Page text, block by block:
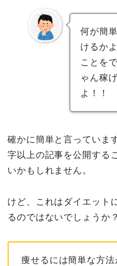
何が簡
けるか
ことを
ゃん稼
よ！！
確かに簡単と言っていま
字以上の記事を公開する
いかもしれません。
けど、これはダイエット
るのではないでしょうか？
痩せるには簡単な方法